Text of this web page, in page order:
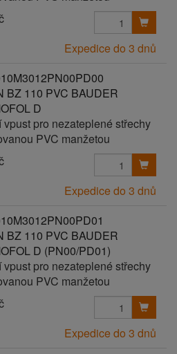
Expedice do 3 dnů
BZ 110 PVC BAUDER
D
vpust pro nezateplené střechy
PVC manžetou
Expedice do 3 dnů
BZ 110 PVC BAUDER
D (PN00/PD01)
vpust pro nezateplené střechy
PVC manžetou
Expedice do 3 dnů